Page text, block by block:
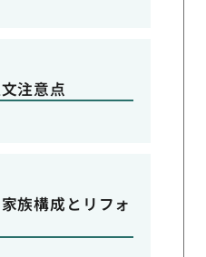
注意点
族構成とリフォ